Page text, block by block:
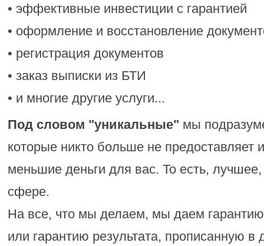
• эффективные инвестиции с гарантией
• оформление и восстановление
• регистрация документов
• заказ выписки из БТИ
• и многие другие услуги...
Под словом "уникальные" мы
которые никто больше не предоставляет
меньшие деньги для вас. То есть,
сфере.
На все, что мы делаем, мы даем гарантию
или гарантию результата, прописанную в